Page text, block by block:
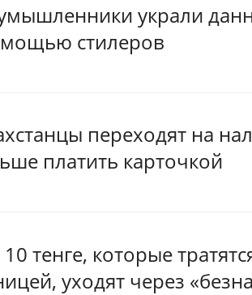
украли
стилеров
переходят на
платить карточкой
тенге, которые
уходят через